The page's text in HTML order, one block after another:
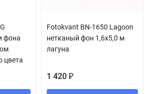
фона
цвета
Fotokvant BN-1650 Lagoon
нетканый фон 1,6х5,0 м
лагуна
1 420 ₽